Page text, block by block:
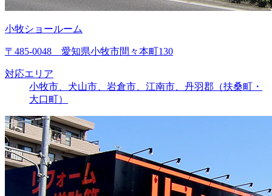
小牧ショールーム
〒485-0048 愛知県小牧市間々本町130
対応エリア
小牧市、犬山市、岩倉市、江南市、丹羽郡（扶桑町・
大口町）